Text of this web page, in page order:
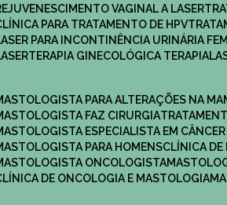
REJUVENESCIMENTO VAGINAL A LASER
CLÍNICA PARA TRATAMENTO DE HPV
LASER PARA INCONTINÊNCIA URINÁRIA
LASERTERAPIA GINECOLÓGICA TERAPIA
MASTOLOGISTA PARA ALTERAÇÕES NA
MASTOLOGISTA FAZ CIRURGIA
MASTOLOGISTA ESPECIALISTA EM
MASTOLOGISTA PARA HOMENS
CLÍNICA
MASTOLOGISTA ONCOLOGISTA
CLÍNICA DE ONCOLOGIA E MASTOLOGIA